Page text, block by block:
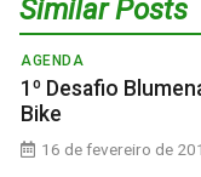
Similar Posts
AGENDA
1º Desafio
Bike
16 de fevereiro de